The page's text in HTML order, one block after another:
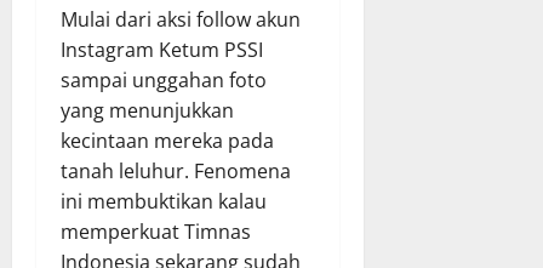
Mulai dari aksi follow akun
Instagram Ketum PSSI
sampai unggahan foto
yang menunjukkan
kecintaan mereka pada
tanah leluhur. Fenomena
ini membuktikan kalau
memperkuat Timnas
Indonesia sekarang sudah